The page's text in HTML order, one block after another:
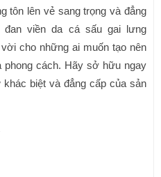
tôn lên vẻ sang trọng và đẳng
viền da cá sấu gai lưng
cho những ai muốn tạo nên
cách. Hãy sở hữu ngay
biệt và đẳng cấp của sản